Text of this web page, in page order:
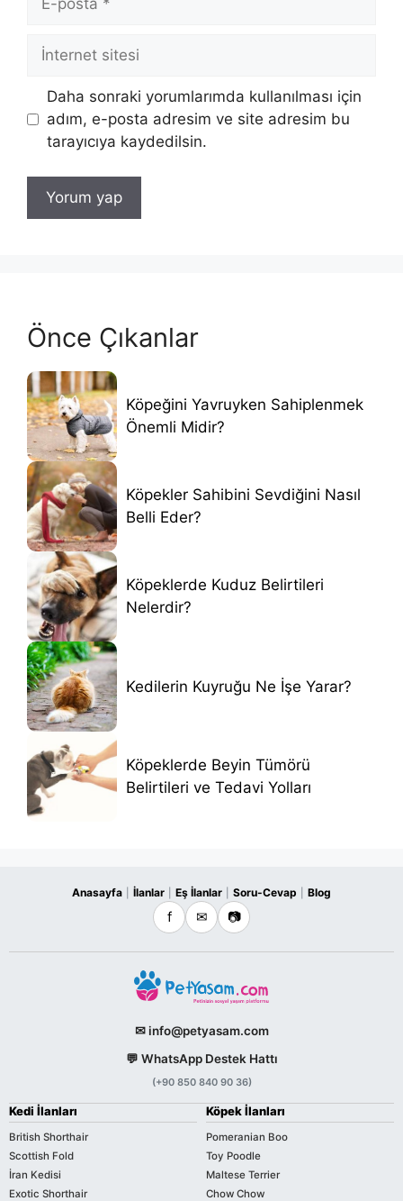
posta
İnternet
Daha sonraki yorumlarımda kullanılması için
adım, e-posta adresim ve site adresim bu
tarayıcıya kaydedilsin.
Önce Çıkanlar
Köpeğini Yavruyken Sahiplenmek
Önemli Midir?
Köpekler Sahibini Sevdiğini Nasıl
Belli Eder?
Köpeklerde Kuduz Belirtileri
Nelerdir?
Kedilerin Kuyruğu Ne İşe Yarar?
Köpeklerde Beyin Tümörü
Belirtileri ve Tedavi Yolları
Anasayfa İlanlar Eş İlanlar Soru-Cevap Blog
f ✉ 📷
✉ info@petyasam.com
💬 WhatsApp Destek Hattı
(+90 850 840 90 36)
Kedi İlanları
British Shorthair
Scottish Fold
İran Kedisi
Exotic Shorthair
Köpek İlanları
Pomeranian Boo
Toy Poodle
Maltese Terrier
Chow Chow